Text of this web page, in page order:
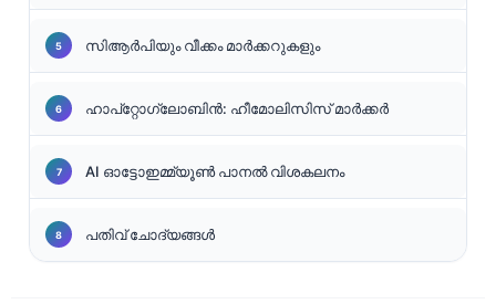
സിആർപിയും വീക്കം മാർക്കറുകളും
ഹാപ്റ്റോഗ്ലോബിൻ: ഹീമോലിസിസ് മാർക്കർ
AI ഓട്ടോഇമ്മ്യൂൺ പാനൽ വിശകലനം
പതിവ് ചോദ്യങ്ങൾ